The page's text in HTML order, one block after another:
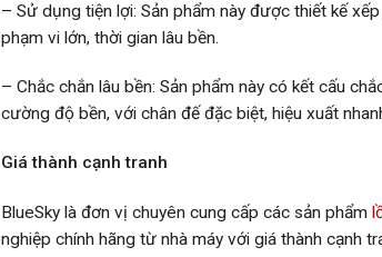
– Sử dụng tiện lợi: Sản phẩm này được thiết kế
phạm vi lớn, thời gian lâu bền.
– Chắc chắn lâu bền: Sản phẩm này có kết cấu
cường độ bền, với chân đế đặc biệt, hiệu xuất
Giá thành cạnh tranh
BlueSky là đơn vị chuyên cung cấp các sản phẩm
nghiệp chính hãng từ nhà máy với giá thành cạnh